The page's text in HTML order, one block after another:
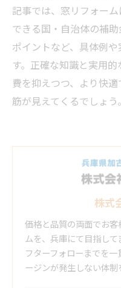
記事では、窓リフォー
できる国・自治体の補
ポイントなど、具体例
す。正確な知識と実用
費を抑えつつ、より快
筋が見えてくるでしょう。
株式
価格と品質の両面でお
ムを、兵庫にて目指し
フターフォローまでを
ージンが発生しない体制